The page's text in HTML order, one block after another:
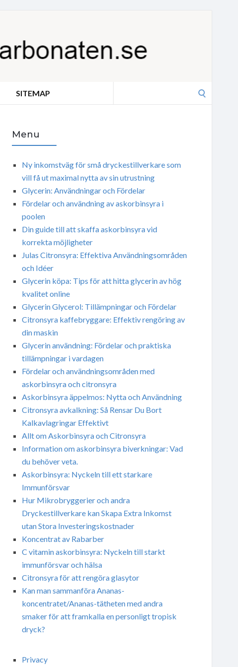
SITEMAP
Menu
Ny inkomstväg för små dryckestillverkare som
vill få ut maximal nytta av sin utrustning
Glycerin: Användningar och Fördelar
Fördelar och användning av askorbinsyra i
poolen
Din guide till att skaffa askorbinsyra vid
korrekta möjligheter
Julas Citronsyra: Effektiva Användningsområden
och Idéer
Glycerin köpa: Tips för att hitta glycerin av hög
kvalitet online
Glycerin Glycerol: Tillämpningar och Fördelar
Citronsyra kaffebryggare: Effektiv rengöring av
din maskin
Glycerin användning: Fördelar och praktiska
tillämpningar i vardagen
Fördelar och användningsområden med
askorbinsyra och citronsyra
Askorbinsyra äppelmos: Nytta och Användning
Citronsyra avkalkning: Så Rensar Du Bort
Kalkavlagringar Effektivt
Allt om Askorbinsyra och Citronsyra
Information om askorbinsyra biverkningar: Vad
du behöver veta.
Askorbinsyra: Nyckeln till ett starkare
Immunförsvar
Hur Mikrobryggerier och andra
Dryckestillverkare kan Skapa Extra Inkomst
utan Stora Investeringskostnader
Koncentrat av Rabarber
C vitamin askorbinsyra: Nyckeln till starkt
immunförsvar och hälsa
Citronsyra för att rengöra glasytor
Kan man sammanföra Ananas-
koncentratet/Ananas-tätheten med andra
smaker för att framkalla en personligt tropisk
dryck?
Privacy